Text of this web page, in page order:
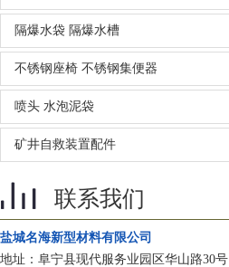
隔爆水袋 隔爆水槽
不锈钢座椅 不锈钢集便器
喷头 水泡泥袋
矿井自救装置配件
联系我们
盐城名海新型材料有限公司
地址：阜宁县现代服务业园区华山路30号